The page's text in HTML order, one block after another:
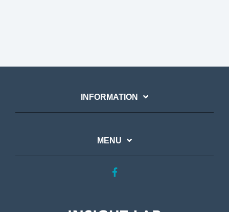
INFORMATION
MENU